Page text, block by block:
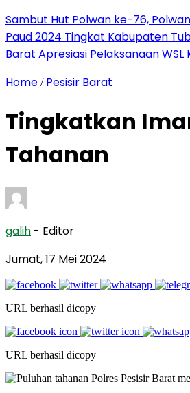
Sambut Hut Polwan ke-76,
Paud 2024 Tingkat Kabupaten
Barat Apresiasi Pelaksanaan WSL
Home / Pesisir Barat
Tingkatkan
Tahanan
galih - Editor
Jumat, 17 Mei 2024
URL berhasil dicopy
URL berhasil dicopy